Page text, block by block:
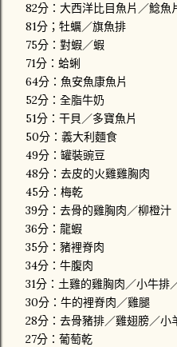
82分：大西洋比目魚片／鯰魚
81分；牡蠣／旗魚排
75分：對蝦／蝦
71分：蛤蜊
64分：魚安魚康魚片
52分：全脂牛奶
51分：干貝／多寶魚片
50分：義大利麵食
49分：罐裝豌豆
48分：去皮的火雞雞胸肉
45分：梅乾
39分：去骨的雞胸肉／柳橙汁
36分：龍蝦
35分：豬裡脊肉
34分：牛腹肉
31分：土雞的雞胸肉／小牛排
30分：牛的裡脊肉／雞腿
28分：去骨豬排／雞翅膀／小
27分：葡萄乾